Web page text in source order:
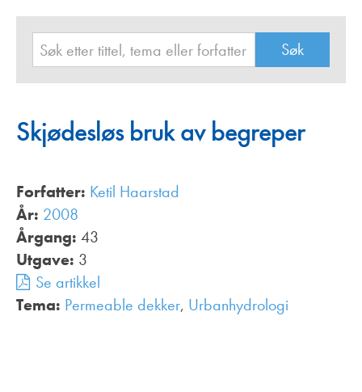
Skjødesløs bruk av begreper
Forfatter: Ketil Haarstad
År: 2008
Årgang: 43
Utgave: 3
Se artikkel
Tema: Permeable dekker, Urbanhydrologi